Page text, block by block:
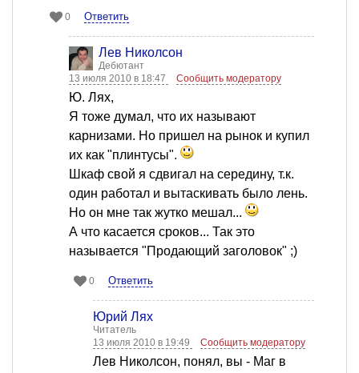
0 Ответить
Лев Николсон
Дебютант
13 июля 2010 в 18:47
Сообщить модератору
Ю. Лях,
Я тоже думал, что их называют
карнизами. Но пришел на рынок и купил
их как "плинтусы".
Шкаф свой я сдвигал на середину, т.к.
один работал и вытаскивать было лень.
Но он мне так жутко мешал...
А что касается сроков... Так это
называется "Продающий заголовок" ;)
0 Ответить
Юрий Лях
Читатель
13 июля 2010 в 19:49
Сообщить модератору
Лев Николсон, понял, вы - Маг в